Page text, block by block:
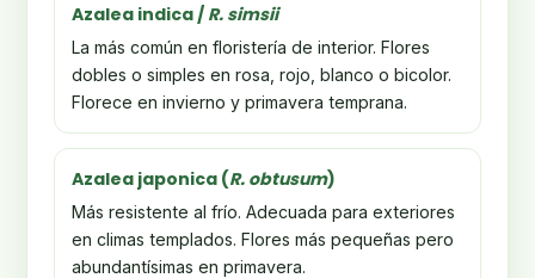
Azalea indica /R. simsii
La más común en floristería de interior. Flores
dobles o simples en rosa, rojo, blanco o bicolor.
Florece en invierno y primavera temprana.
Azalea japonica (R. obtusum)
Más resistente al frío. Adecuada para exteriores
en climas templados. Flores más pequeñas pero
abundantísimas en primavera.